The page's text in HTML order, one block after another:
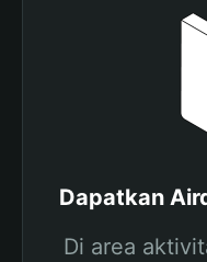
Dapatkan
Di area